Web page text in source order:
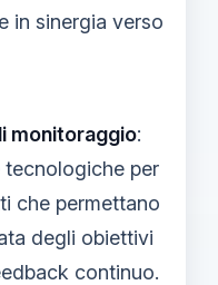
in sinergia verso
monitoraggio:
tecnologiche per
che permettano
degli obiettivi
continuo.